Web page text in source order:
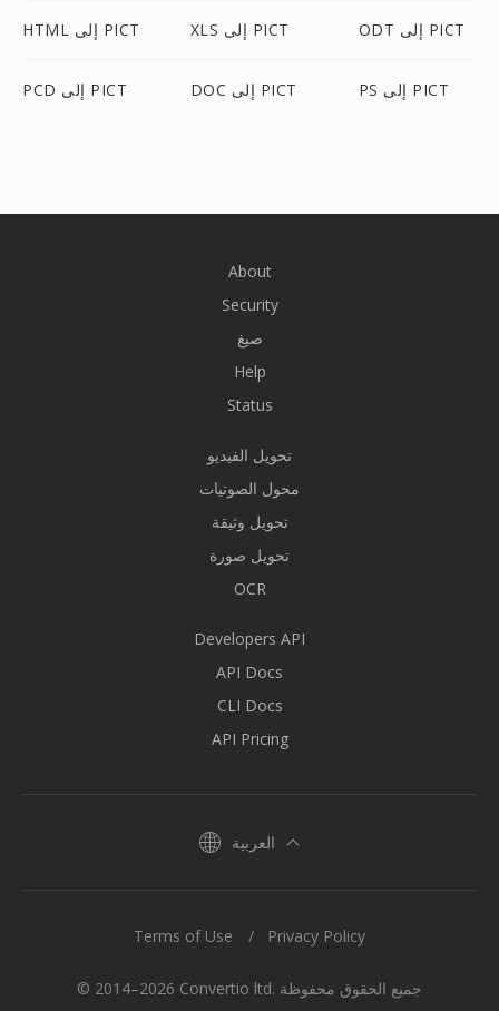
HTML إلى PICT XLS إلى PICT ODT إلى PICT
PCD إلى PICT DOC إلى PICT PS إلى PICT
About
Security
صيغ
Help
Status
تحويل الفيديو
محول الصوتيات
تحويل وثيقة
تحويل صورة
OCR
Developers API
API Docs
CLI Docs
API Pricing
العربية
© 2014–2026 Convertio ltd. جميع الحقوق محفوظة
Terms of Use Privacy Policy